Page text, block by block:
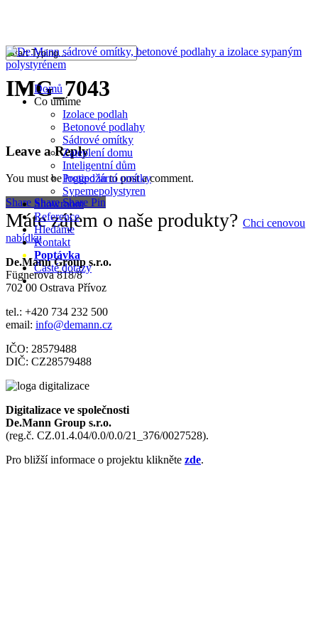
content
Menu Domů
Co umíme
Izolace podlah
Betonové podlahy
Sádrové omítky
Zateplení domu
Inteligentní dům
Protipožární omítky
Sypemepolystyren
Showroom
Reference
Hledáme
Kontakt
Poptávka
Časté dotazy
facebook
instagram
Close
Search
IMG_7043
Leave a Reply
You must belogged into post a comment.
Share Share Share Pin
Máte zájem o naše produkty? Chci cenovou
nabídku
De.Mann Group s.r.o.
Fügnerova 818/8
702 00 Ostrava Přívoz
tel.: +420 734 232 500
email: info@demann.cz
IČO: 28579488
DIČ: CZ28579488
Digitalizace ve společnosti
De.Mann Group s.r.o.
(reg.č. CZ.01.4.04/0.0/0.0/21_376/0027528).
Pro bližší informace o projektu klikněte zde.
Menu